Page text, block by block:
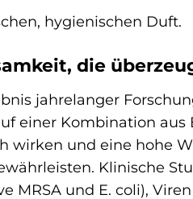
hygienischen Duft.
die
jahrelanger
einer Kombination aus
wirken und eine hohe
Klinische
MRSA und E. coli),